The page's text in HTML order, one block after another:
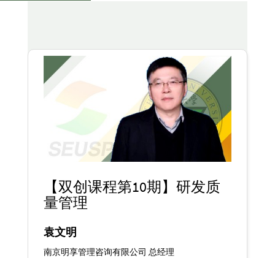
【双创课程第10期】研发质
量管理
袁文明
南京明享管理咨询有限公司 总经理